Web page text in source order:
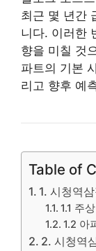
최근 몇 년간
니다. 이러한
향을 미칠 것
파트의 기본
리고 향후 예
Table of
1. 시청역
1.1 주
1.2 아
2. 시청역